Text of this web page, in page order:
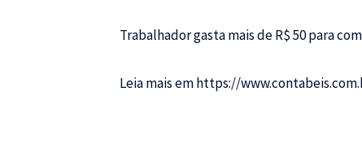
Trabalhador gasta mais de R$ 50 para
Leia mais emhttps://